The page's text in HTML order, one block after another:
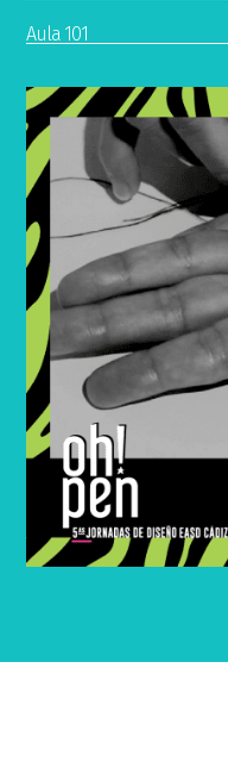
Aula 101